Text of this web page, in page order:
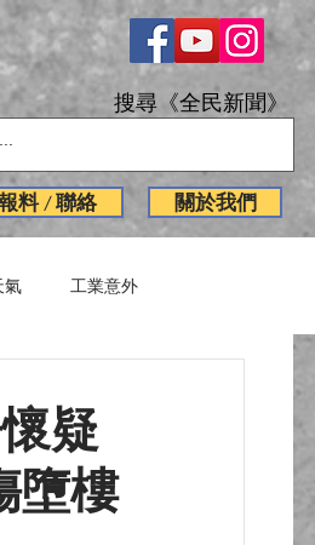
搜尋《全民新聞》
料 / 聯絡 關於我們
氣 工業意外
疑
墮樓